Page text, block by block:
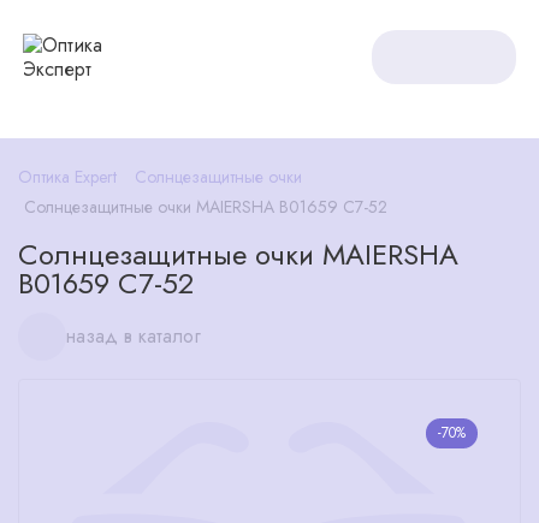
Оптика Expert
Солнцезащитные очки
Солнцезащитные очки MAIERSHA B01659 C7-52
Солнцезащитные очки MAIERSHA
B01659 C7-52
назад в каталог
-70%